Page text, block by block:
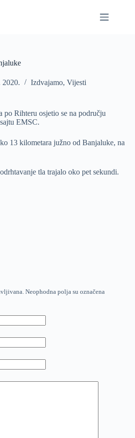
2020. Izdvajamo, Vijesti
po Rihteru osjetio se na području
EMSC.
13 kilometara južno od Banjaluke, na
tla trajalo oko pet sekundi.
Neophodna polja su označena